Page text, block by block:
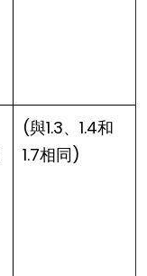
(與1.3、1.4和
1.7相同)